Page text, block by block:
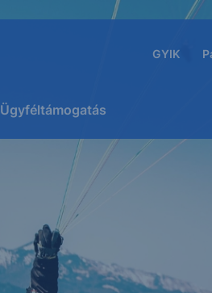
GYIK
Ügyféltámogatás